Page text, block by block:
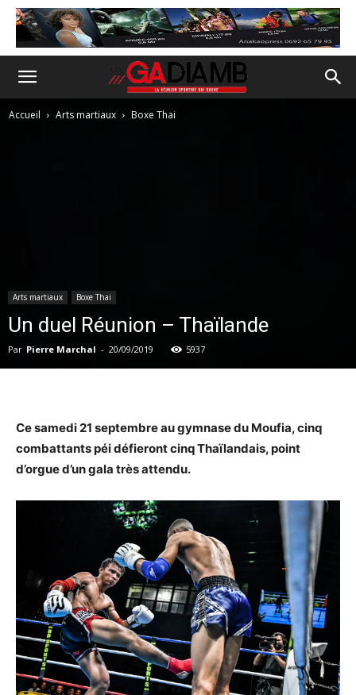
Accueil Arts martiaux Boxe Thai
Arts martiaux Boxe Thai
Un duel Réunion – Thaïlande
Par Pierre Marchal - 20/09/2019 5937
Ce samedi 21 septembre au gymnase du Moufia, cinq
combattants péi défieront cinq Thaïlandais, point
d’orgue d’un gala très attendu.